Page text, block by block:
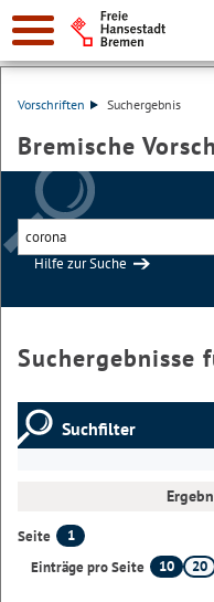
Vorschriften Suchergebnis
Bremische
Hilfe zur Suche
Suchergebnisse
Suchfilter
Seite
1
Einträge pro Seite
10 20